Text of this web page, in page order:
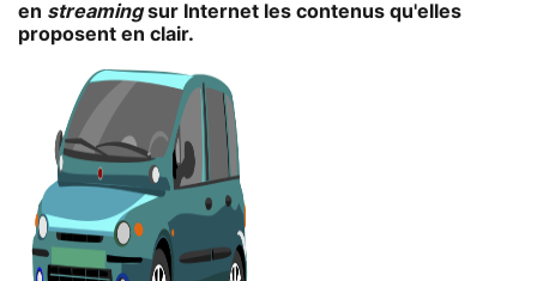
en streamingsur Internet les contenus qu'elles
proposent en clair.